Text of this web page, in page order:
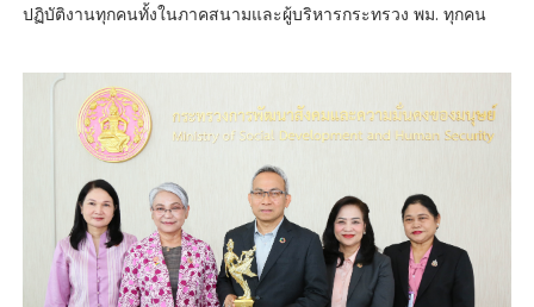
ปฏิบัติงานทุกคนทั้งในภาคสนามและผู้บริหารกระทรวง พม. ทุกคน